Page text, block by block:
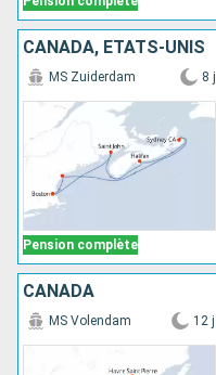
CANADA, ÉTATS-UNIS
Pension complète
MS Zuiderdam 8 j
CANADA
MS Volendam 12 j